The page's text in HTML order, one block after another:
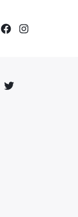
Élément